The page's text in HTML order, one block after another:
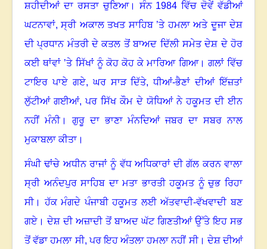
ਸ਼ਹੀਦੀਆਂ ਦਾ ਰਸਤਾ ਚੁਣਿਆ। ਸੰਨ 1984 ਵਿੱਚ ਦੋਵੇਂ ਵੱਡੀਆਂ
ਘਟਨਾਵਾਂ,ਸ੍ਰੀ ਅਕਾਲ ਤਖਤ ਸਾਹਿਬ ’ਤੇ ਹਮਲਾ ਅਤੇ ਦੂਜਾ ਦੇਸ਼
ਦੀ ਪ੍ਰਧਾਨ ਮੰਤਰੀ ਦੇ ਕਤਲ ਤੋਂ ਬਾਅਦ ਦਿੱਲੀ ਸਮੇਤ ਦੇਸ਼ ਦੇ ਹੋਰ
ਕਈ ਥਾਂਵਾਂ ’ਤੇ ਸਿੱਖਾਂ ਨੂੰ ਕੋਹ ਕੋਹ ਕੇ ਮਾਰਿਆ ਗਿਆ। ਗਲਾਂ ਵਿੱਚ
ਟਾਇਰ ਪਾਏ ਗਏ, ਘਰ ਸਾੜ ਦਿੱਤੇ,ਧੀਆਂ-ਭੈਣਾਂ ਦੀਆਂ ਇੱਜ਼ਤਾਂ
ਲੁੱਟੀਆਂ ਗਈਆਂ,ਪਰ ਸਿੱਖ ਕੌਮ ਦੇ ਯੋਧਿਆਂ ਨੇ ਹਕੂਮਤ ਦੀ ਈਨ
ਨਹੀਂ ਮੰਨੀ। ਗੁਰੂ ਦਾ ਭਾਣਾ ਮੰਨਦਿਆਂ ਜਬਰ ਦਾ ਸਬਰ ਨਾਲ
ਮੁਕਾਬਲਾ ਕੀਤਾ ।
ਸੰਘੀ ਢਾਂਚੇ ਅਧੀਨ ਰਾਜਾਂ ਨੂੰ ਵੱਧ ਅਧਿਕਾਰਾਂ ਦੀ ਗੱਲ ਕਰਨ ਵਾਲਾ
ਸ੍ਰੀ ਅਨੰਦਪੁਰ ਸਾਹਿਬ ਦਾ ਮਤਾ ਭਾਰਤੀ ਹਕੂਮਤ ਨੂੰ ਚੁਭ ਰਿਹਾ
ਸੀ।ਹੱਕ ਮੰਗਦੇ ਪੰਜਾਬੀ ਹਕੂਮਤ ਲਈ ਅੱਤਵਾਦੀ-ਵੱਖਵਾਦੀ ਬਣ
ਗਏ ।ਦੇਸ਼ ਦੀ ਅਜ਼ਾਦੀ ਤੋਂ ਬਾਅਦ ਘੱਟ ਗਿਣਤੀਆਂ ਉੱਤੇ ਇਹ ਸਭ
ਤੋਂ ਵੱਡਾ ਹਮਲਾ ਸੀ, ਪਰ ਇਹ ਅੰਤਲਾ ਹਮਲਾ ਨਹੀਂ ਸੀ।ਦੇਸ਼ ਦੀਆਂ